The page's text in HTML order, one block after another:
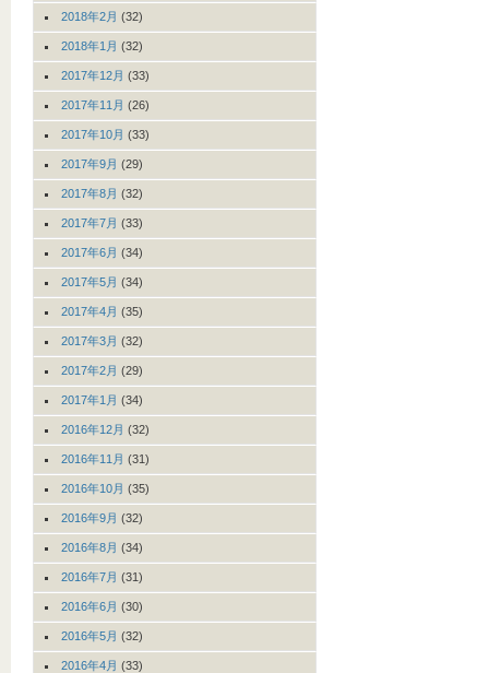
2018年2月 (32)
2018年1月 (32)
2017年12月 (33)
2017年11月 (26)
2017年10月 (33)
2017年9月 (29)
2017年8月 (32)
2017年7月 (33)
2017年6月 (34)
2017年5月 (34)
2017年4月 (35)
2017年3月 (32)
2017年2月 (29)
2017年1月 (34)
2016年12月 (32)
2016年11月 (31)
2016年10月 (35)
2016年9月 (32)
2016年8月 (34)
2016年7月 (31)
2016年6月 (30)
2016年5月 (32)
2016年4月 (33)